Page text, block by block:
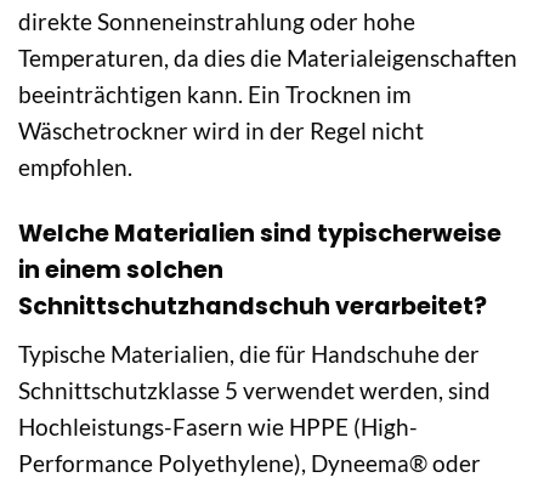
direkte Sonneneinstrahlung oder hohe
Temperaturen, da dies die Materialeigenschaften
beeinträchtigen kann. Ein Trocknen im
Wäschetrockner wird in der Regel nicht
empfohlen.
Welche Materialien sind typischerweise
in einem solchen
Schnittschutzhandschuh verarbeitet?
Typische Materialien, die für Handschuhe der
Schnittschutzklasse 5 verwendet werden, sind
Hochleistungs-Fasern wie HPPE (High-
Performance Polyethylene), Dyneema® oder